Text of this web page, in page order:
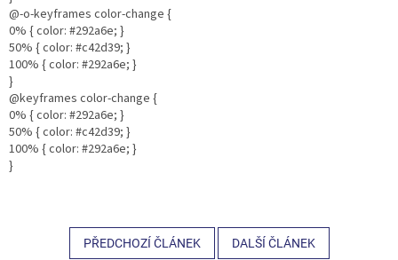
@-o-keyframes color-change {
0% { color: #292a6e; }
50% { color: #c42d39; }
100% { color: #292a6e; }
}
@keyframes color-change {
0% { color: #292a6e; }
50% { color: #c42d39; }
100% { color: #292a6e; }
}
PŘEDCHOZÍ ČLÁNEK DALŠÍ ČLÁNEK